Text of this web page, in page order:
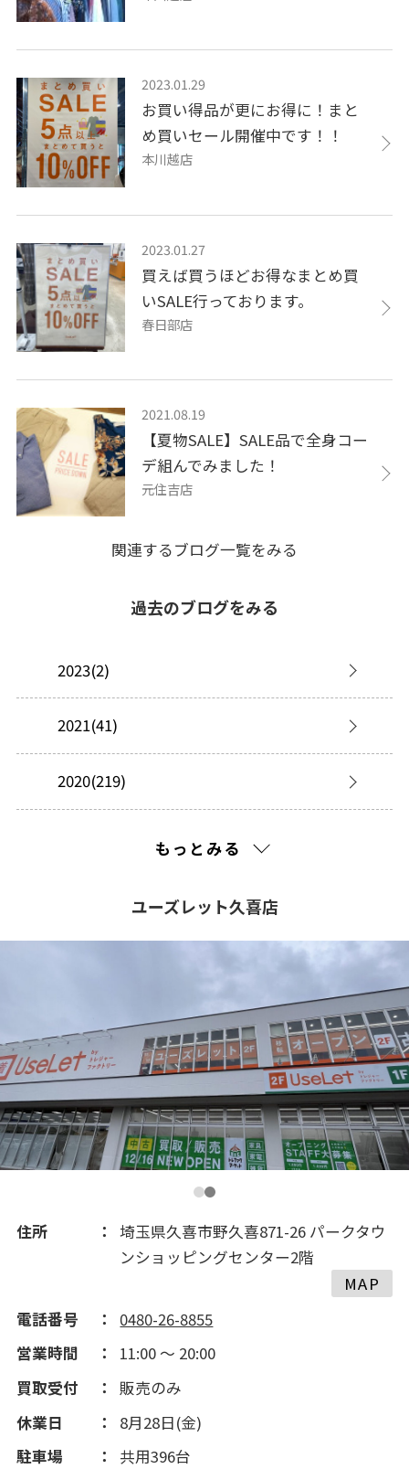
2023.01.29
お買い得品が更にお得に！まと
め買いセール開催中です！！
本川越店
2023.01.27
買えば買うほどお得なまとめ買
いSALE行っております。
春日部店
2021.08.19
【夏物SALE】SALE品で全身コー
デ組んでみました！
元住吉店
関連するブログ一覧をみる
過去のブログをみる
2023(2)
2021(41)
2020(219)
2017(225)
2015(101)
2014(43)
2013(18)
もっとみる
ユーズレット久喜店
住所
埼玉県久喜市野久喜871-26 パークタウ
ンショッピングセンター2階
MAP
電話番号
0480-26-8855
営業時間
11:00 ～ 20:00
買取受付
販売のみ
休業日
8月28日(金)
駐車場
共用396台